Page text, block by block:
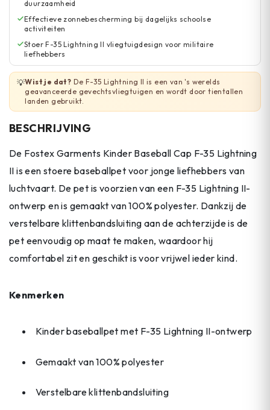
duurzaamheid
Effectieve zonnebescherming bij dagelijks schoolse
activiteiten
Stoer F-35 Lightning II vliegtuigdesign voor militaire
liefhebbers
💡Wist je dat? De F-35 Lightning II is een van 's werelds
geavanceerde gevechtsvliegtuigen en wordt door tientallen
landen gebruikt.
BESCHRIJVING
De Fostex Garments Kinder Baseball Cap F-35 Lightning
II is een stoere baseballpet voor jonge liefhebbers van
luchtvaart. De pet is voorzien van een F-35 Lightning II-
ontwerp en is gemaakt van 100% polyester. Dankzij de
verstelbare klittenbandsluiting aan de achterzijde is de
pet eenvoudig op maat te maken, waardoor hij
comfortabel zit en geschikt is voor vrijwel ieder kind.
Kenmerken
Kinder baseballpet met F-35 Lightning II-ontwerp
Gemaakt van 100% polyester
Verstelbare klittenbandsluiting